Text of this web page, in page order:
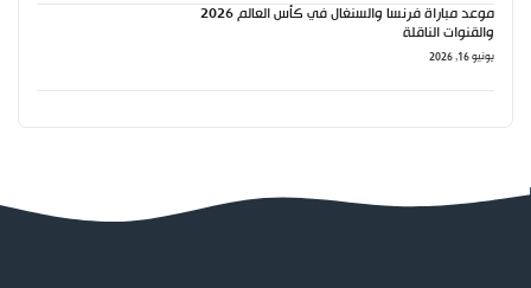
موعد مباراة فرنسا والسنغال في كأس العالم 2026
والقنوات الناقلة
يونيو 16, 2026